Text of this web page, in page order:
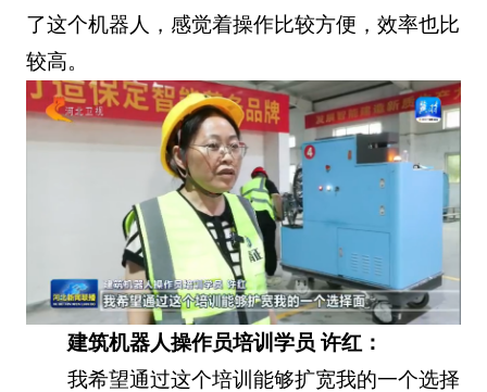
了这个机器人，感觉着操作比较方便，效率也比
较高。
建筑机器人操作员培训学员 许红：
我希望通过这个培训能够扩宽我的一个选择